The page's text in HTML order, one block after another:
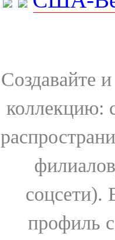
Создавайте
коллекцию:
соцсети).
профиль